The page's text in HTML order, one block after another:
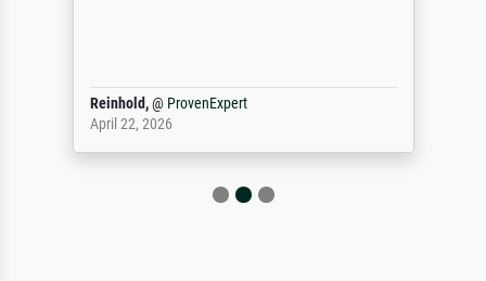
Reinhold,@ ProvenExpert
April 22, 2026